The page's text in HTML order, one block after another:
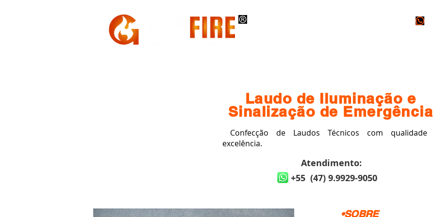
Laudo de Iluminação e
Sinalização de Emergência
Confecção de Laudos Técnicos com qualidade
excelência.
Atendimento:
+55 (47) 9.9929-9050
•SOBRE